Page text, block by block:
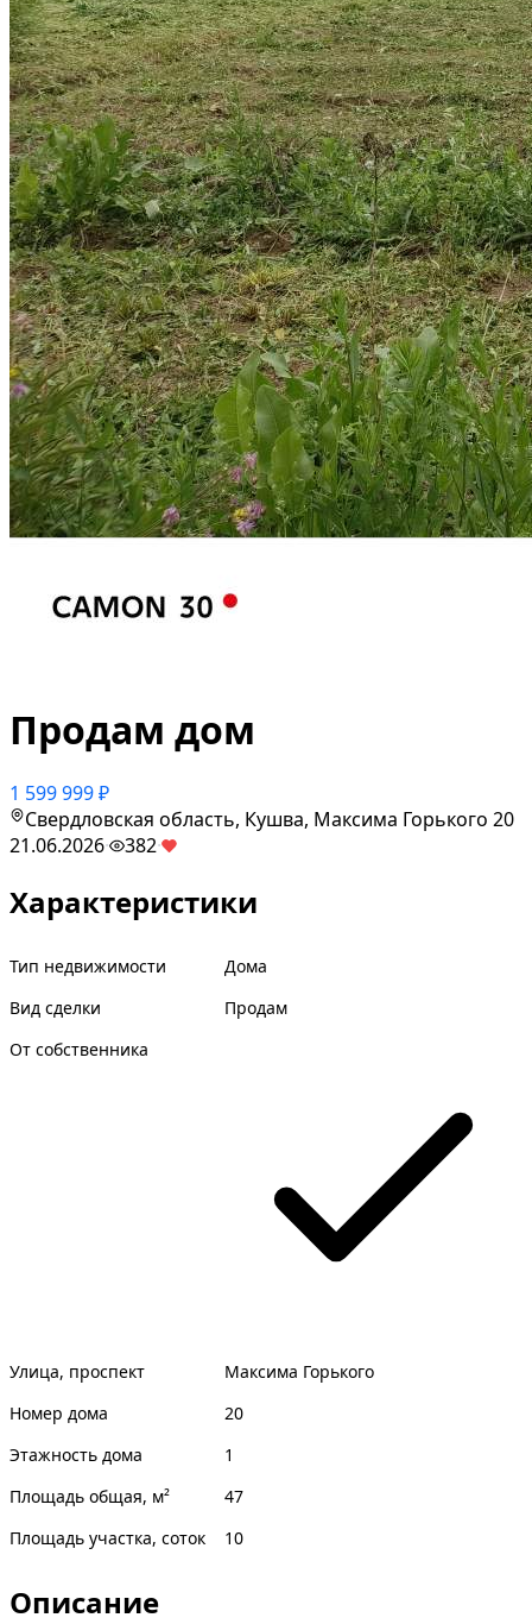
Продам дом
1 599 999 ₽
Свердловская область, Кушва, Максима Горького 20
21.06.2026· 382·
Характеристики
Тип недвижимости
Дома
Вид сделки
Продам
От собственника
Улица, проспект
Максима Горького
Номер дома
20
Этажность дома
1
Площадь общая, м²
47
Площадь участка, соток
10
Описание